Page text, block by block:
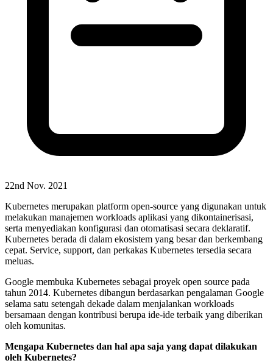
22nd Nov. 2021
Kubernetes merupakan platform open-source yang digunakan untuk
melakukan manajemen workloads aplikasi yang dikontainerisasi,
serta menyediakan konfigurasi dan otomatisasi secara deklaratif.
Kubernetes berada di dalam ekosistem yang besar dan berkembang
cepat. Service, support, dan perkakas Kubernetes tersedia secara
meluas.
Google membuka Kubernetes sebagai proyek open source pada
tahun 2014. Kubernetes dibangun berdasarkan pengalaman Google
selama satu setengah dekade dalam menjalankan workloads
bersamaan dengan kontribusi berupa ide-ide terbaik yang diberikan
oleh komunitas.
Mengapa Kubernetes dan hal apa saja yang dapat dilakukan
oleh Kubernetes?